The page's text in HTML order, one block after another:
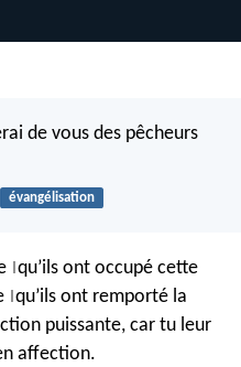
de vous des pêcheurs
évangélisation
qu’ils ont occupé cette
qu’ils ont remporté la
puissante, car tu leur
affection.